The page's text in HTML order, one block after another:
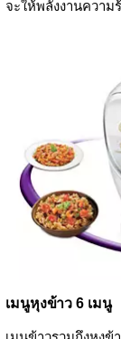
จะให้พลังงานความ
เมนูหุงข้าว 6 เมนู